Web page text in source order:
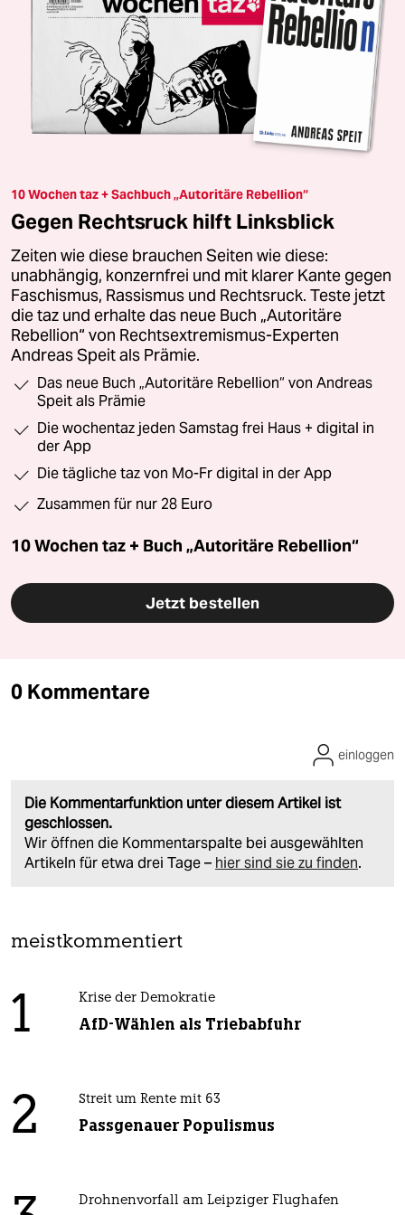
10 Wochen taz + Sachbuch „Autoritäre Rebellion“
Gegen Rechtsruck hilft Linksblick
Zeiten wie diese brauchen Seiten wie diese:
unabhängig, konzernfrei und mit klarer Kante gegen
Faschismus, Rassismus und Rechtsruck. Teste jetzt
die taz und erhalte das neue Buch „Autoritäre
Rebellion“ von Rechtsextremismus-Experten
Andreas Speit als Prämie.
Das neue Buch „Autoritäre Rebellion“ von Andreas
Speit als Prämie
Die wochentaz jeden Samstag frei Haus + digital in
der App
Die tägliche taz von Mo-Fr digital in der App
Zusammen für nur 28 Euro
10 Wochen taz + Buch „Autoritäre Rebellion“
Jetzt bestellen
0 Kommentare
Die Kommentarfunktion unter diesem Artikel ist
geschlossen.
Wir öffnen die Kommentarspalte bei ausgewählten
Artikeln für etwa drei Tage – hier sind sie zu finden.
einloggen
meistkommentiert
1 Krise der Demokratie
AfD-Wählen als Triebabfuhr
2 Streit um Rente mit 63
Passgenauer Populismus
Drohnenvorfall am Leipziger Flughafen